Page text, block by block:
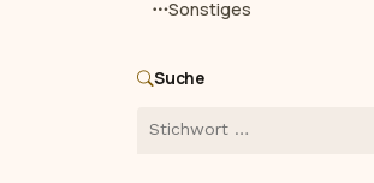
Sonstiges
Suche